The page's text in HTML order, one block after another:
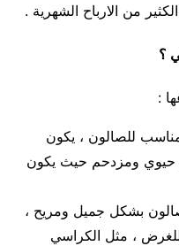
من الارباح الشهرية .
؟
:
للصالون ، يكون
حيوي ومزدحم حيث يكون
بشكل جميل ومريح ،
، مثل الكراسي